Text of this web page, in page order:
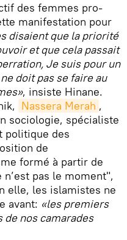
des femmes pro-
manifestation pour
disaient que la priorité
et que cela passait
Je suis pour un
doit pas se faire au
, insiste Hinane.
Nassera Merah ,
sociologie, spécialiste
politique des
de
formé à partir de
pas le moment",
elle, les islamistes ne
avant: «les premiers
nos camarades